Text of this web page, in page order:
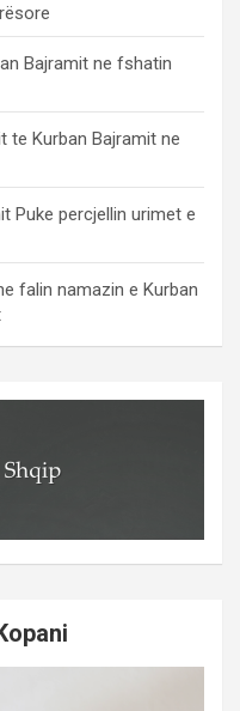
Bajramit ne fshatin
te Kurban Bajramit ne
Puke percjellin urimet e
falin namazin e Kurban